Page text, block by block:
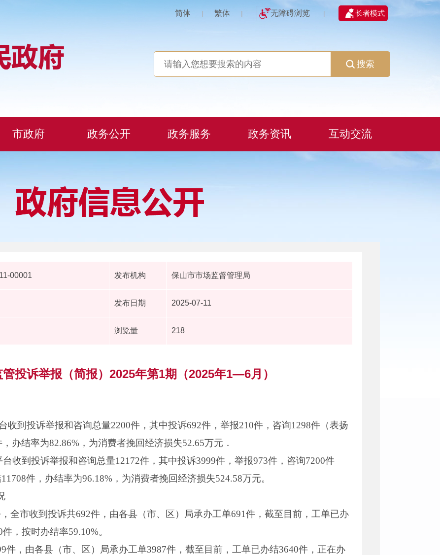
简体 | 繁体 | 无障碍浏览 | 长者模式
搜索
市政府 政务公开 政务服务 政务资讯 互动交流
00001 发布机构 保山市市场监督管理局
发布日期 2025-07-11
浏览量 218
投诉举报（简报）2025年第1期（2025年1—6月）
收到投诉举报和咨询总量2200件，其中投诉692件，举报210件，咨询1298件（表扬
办结率为82.86%，为消费者挽回经济损失52.65万元．
收到投诉举报和咨询总量12172件，其中投诉3999件，举报973件，咨询7200件
件，办结率为96.18%，为消费者挽回经济损失524.58万元。
，全市收到投诉共692件，由各县（市、区）局承办工单691件，截至目前，工单已办
，按时办结率59.10%。
件，由各县（市、区）局承办工单3987件，截至目前，工单已办结3640件，正在办